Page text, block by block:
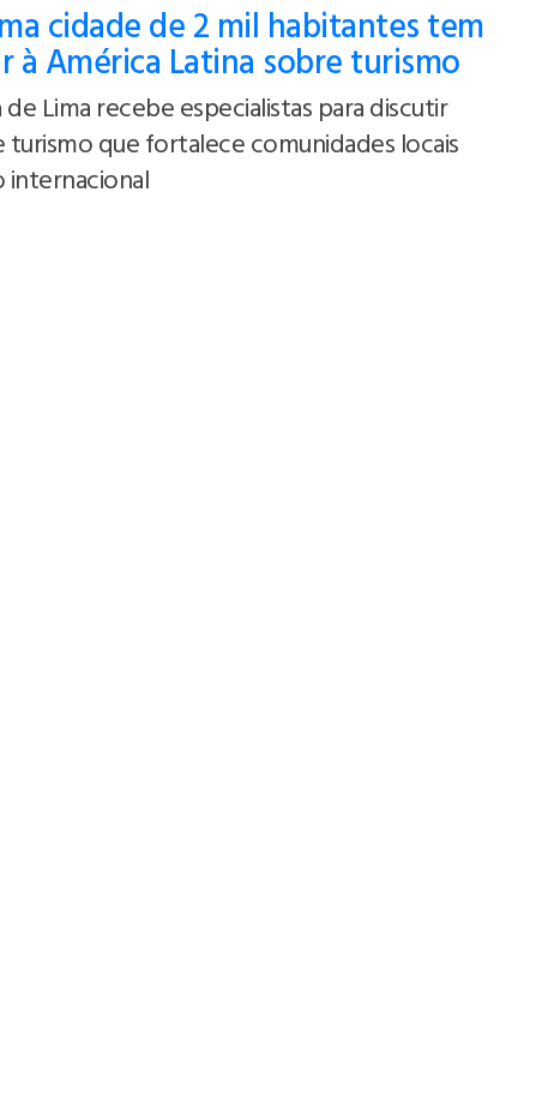
cidade de 2 mil habitantes tem
à América Latina sobre turismo
de Lima recebe especialistas para discutir
que fortalece comunidades locais
O Que Uma Cidade De 2 Mil Habitantes